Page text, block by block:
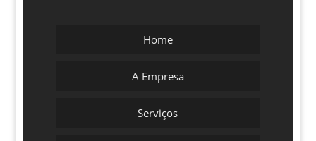
Home
A Empresa
Serviços